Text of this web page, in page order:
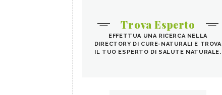
Trova Esperto
EFFETTUA UNA RICERCA NELLA
DIRECTORY DI CURE-NATURALI E TROVA
IL TUO ESPERTO DI SALUTE NATURALE.